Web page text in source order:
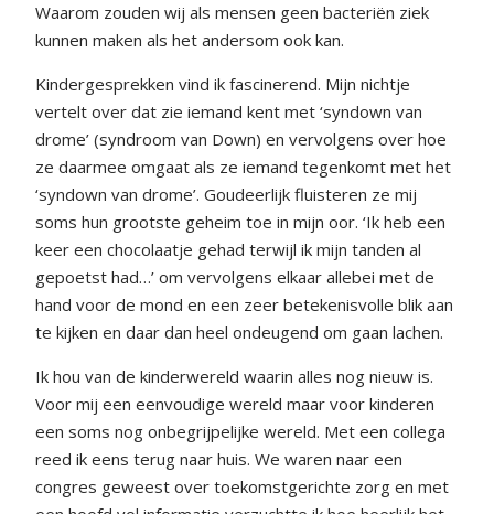
Waarom zouden wij als mensen geen bacteriën ziek
kunnen maken als het andersom ook kan.
Kindergesprekken vind ik fascinerend. Mijn nichtje
vertelt over dat zie iemand kent met ‘syndown van
drome’ (syndroom van Down) en vervolgens over hoe
ze daarmee omgaat als ze iemand tegenkomt met het
‘syndown van drome’. Goudeerlijk fluisteren ze mij
soms hun grootste geheim toe in mijn oor. ‘Ik heb een
keer een chocolaatje gehad terwijl ik mijn tanden al
gepoetst had…’ om vervolgens elkaar allebei met de
hand voor de mond en een zeer betekenisvolle blik aan
te kijken en daar dan heel ondeugend om gaan lachen.
Ik hou van de kinderwereld waarin alles nog nieuw is.
Voor mij een eenvoudige wereld maar voor kinderen
een soms nog onbegrijpelijke wereld. Met een collega
reed ik eens terug naar huis. We waren naar een
congres geweest over toekomstgerichte zorg en met